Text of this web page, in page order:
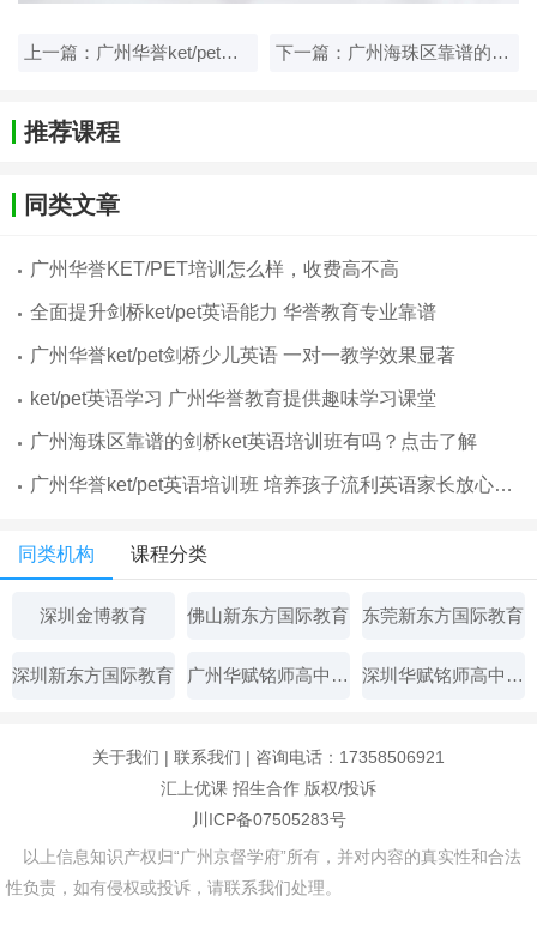
上一篇：广州华誉ket/pet剑桥少儿英语 一对一教学效果显著 下一篇：广州海珠区靠谱的剑桥ket英语培训班有吗？点击了解
推荐课程
同类文章
广州华誉KET/PET培训怎么样，收费高不高
全面提升剑桥ket/pet英语能力 华誉教育专业靠谱
广州华誉ket/pet剑桥少儿英语 一对一教学效果显著
ket/pet英语学习 广州华誉教育提供趣味学习课堂
广州海珠区靠谱的剑桥ket英语培训班有吗？点击了解
广州华誉ket/pet英语培训班 培养孩子流利英语家长放心选！
同类机构 课程分类
深圳金博教育 佛山新东方国际教育 东莞新东方国际教育
深圳新东方国际教育 广州华赋铭师高中辅导 深圳华赋铭师高中辅导
关于我们 | 联系我们 | 咨询电话：17358506921
汇上优课 招生合作 版权/投诉
川ICP备07505283号
以上信息知识产权归“广州京督学府”所有，并对内容的真实性和合法
性负责，如有侵权或投诉，请联系我们处理。